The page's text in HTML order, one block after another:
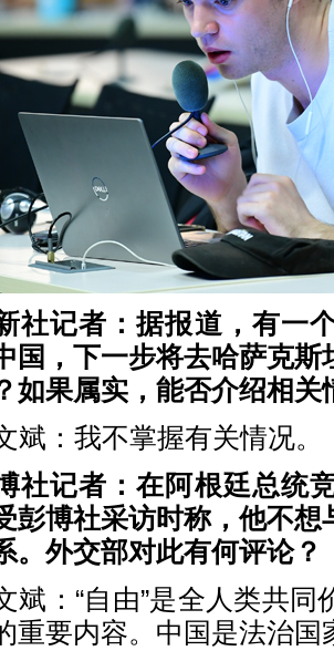
社记者：据报道，有一
国，下一步将去哈萨克斯
如果属实，能否介绍相关
斌：我不掌握有关情况。
社记者：在阿根廷总统
彭博社采访时称，他不想
。外交部对此有何评论？
斌：“自由”是全人类共
重要内容。中国是法治国